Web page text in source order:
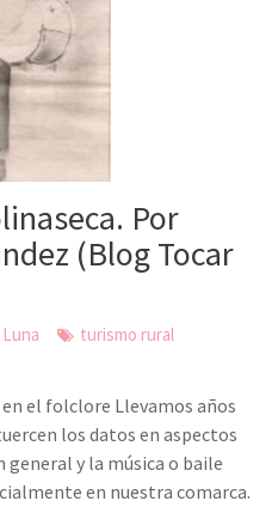
Por
(Blog Tocar
turismo rural
el folclore Llevamos años
los datos en aspectos
y la música o baile
en nuestra comarca.